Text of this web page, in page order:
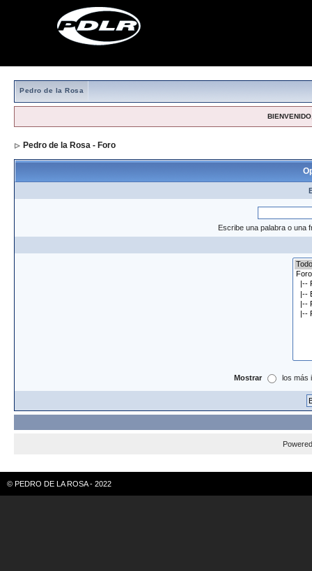
Pedro de la Rosa
Pedro de la Rosa - Foro
Escribe una palabra o una
Mostrar los más
© PEDRO DE LA ROSA - 2022